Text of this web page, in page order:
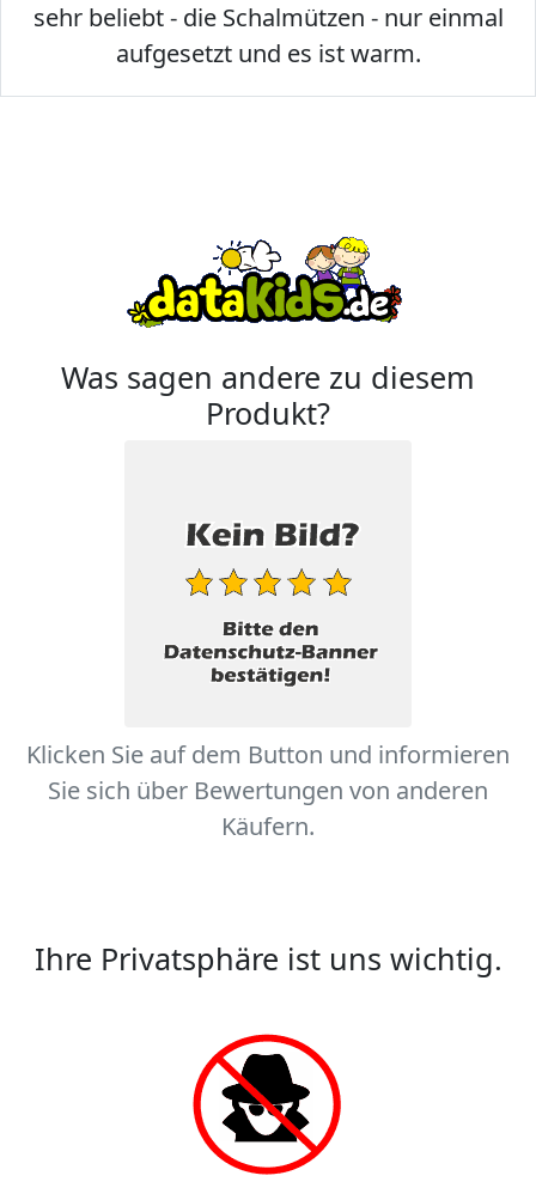
sehr beliebt - die Schalmützen - nur einmal
aufgesetzt und es ist warm.
Was sagen andere zu diesem
Produkt?
Klicken Sie auf dem Button und informieren
Sie sich über Bewertungen von anderen
Käufern.
Ihre Privatsphäre ist uns wichtig.